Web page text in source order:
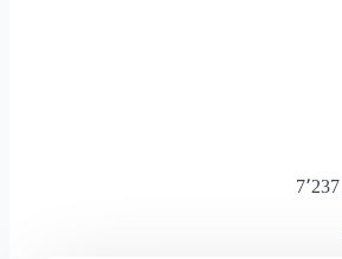
7٬237